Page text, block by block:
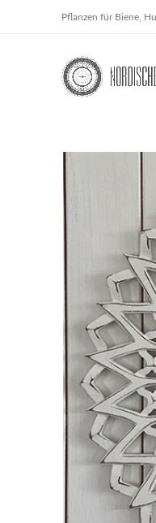
Pflanzen für Biene,